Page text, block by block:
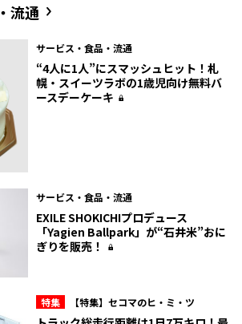
流通
サービス・食品・流通
“4人に1人”にスマッシュヒット！札
幌・スイーツラボの1歳児向け無料バ
ースデーケーキ
サービス・食品・流通
EXILE SHOKICHIプロデュース
「Yagien Ballpark」が“石井米”おに
ぎりを販売！
特集 【特集】セコマのヒ・ミ・ツ